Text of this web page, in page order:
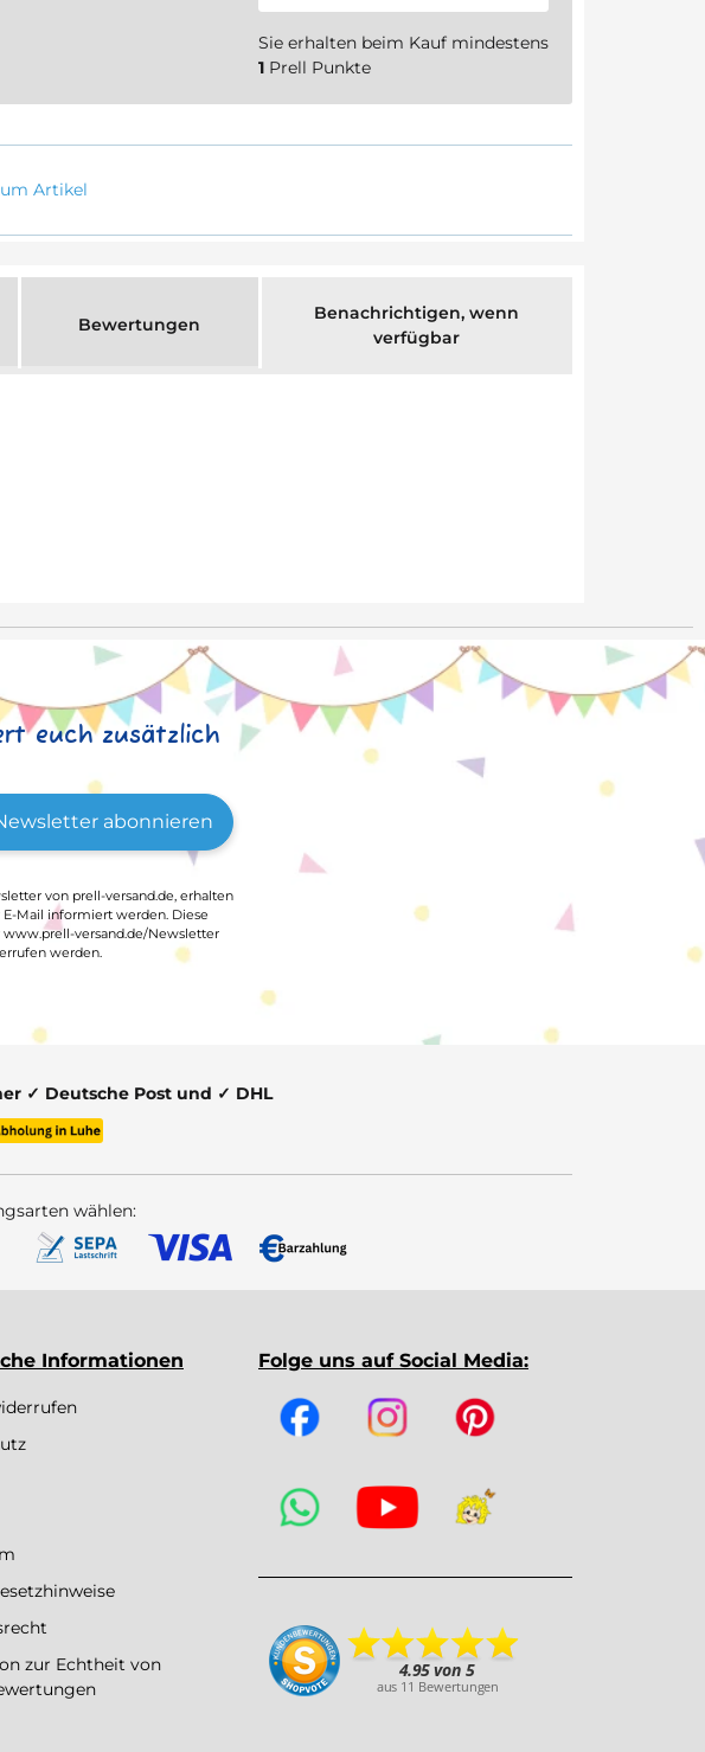
Sie erhalten beim Kauf mindestens
1 Prell Punkte
Artikel
Bewertungen
Benachrichtigen, wenn
verfügbar
euch zusätzlich
abonnieren
von prell-versand.de, erhalten
Mail informiert werden. Diese
versand.de/Newsletter
werden.
✓ Deutsche Post und ✓ DHL
wählen:
Informationen
zur Echtheit von
Folge uns auf Social Media: